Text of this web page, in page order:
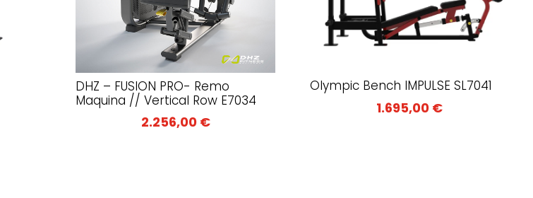
DHZ – FUSION PRO- Remo
Maquina // Vertical Row E7034
2.256,00 €
Olympic Bench IMPULSE SL7041
1.695,00 €